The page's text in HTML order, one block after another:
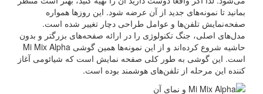
بمانید تا نمونه‌های جدید از آن عرضه شود. این روزها همواره
صفحه‌نمایش تلفن‌ها و عوامل طراحی دچار تغییر شده است.
مدل‌های اصلی، جنگ تکنولوژی را در ارائه صفحه‌های بزرگتر و بدون
حاشیه شروع کرده‌اند و از این نمونه‌ها همین گوشی Mi Mix Alpha
است. این گوشی به طور کلی صفحه نمایش است که شیائومی آغاز
کننده این مرحله از تلفن‌های هوشمند بوده است.